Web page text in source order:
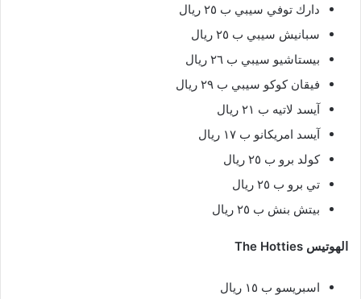
دارك توفي سيبي ب ٢٥ ريال
سبانيش سيبي ب ٢٥ ريال
بيستاشيو سيبي ب ٢٦ ريال
فيقان كوكو سيبي ب ٢٩ ريال
آيسد لاتيه ب ٢١ ريال
آيسد امريكانو ب ١٧ ريال
كولد برو ب ٢٥ ريال
تي برو ب ٢٥ ريال
بيتش بنش ب ٢٥ ريال
الهوتيس The Hotties
اسبريسو ب ١٥ ريال